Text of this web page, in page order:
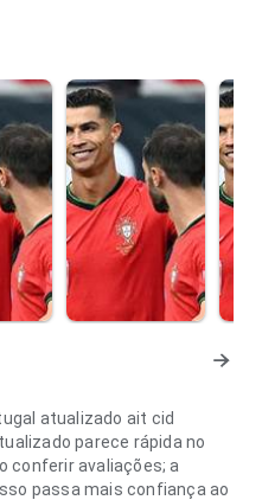
atualizado ait cid
parece rápida no
conferir avaliações; a
passa mais confiança ao